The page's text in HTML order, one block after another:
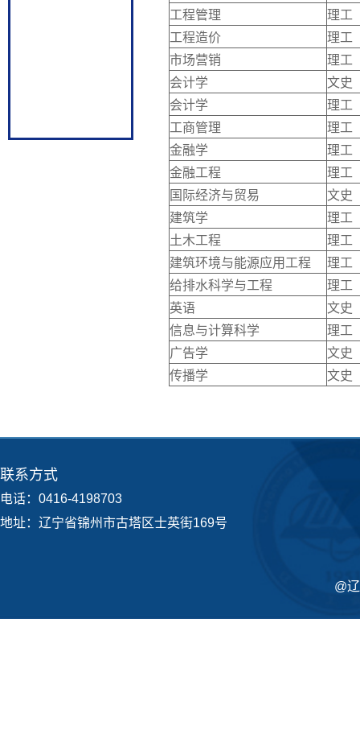
工程管理
理工
工程造价
理工
市场营销
理工
会计学
文史
会计学
理工
工商管理
理工
金融学
理工
金融工程
理工
国际经济与贸易
文史
建筑学
理工
土木工程
理工
建筑环境与能源应用工程
理工
给排水科学与工程
理工
英语
文史
信息与计算科学
理工
广告学
文史
传播学
文史
联系方式
电话：0416-4198703
地址：辽宁省锦州市古塔区士英街169号
@